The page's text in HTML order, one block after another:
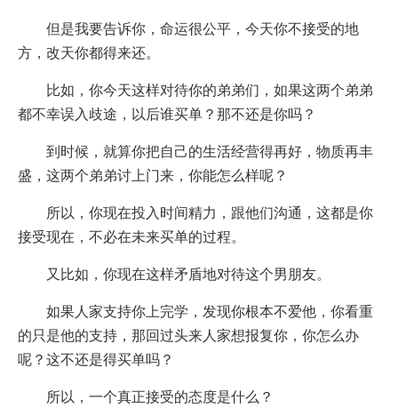
但是我要告诉你，命运很公平，今天你不接受的地
方，改天你都得来还。
比如，你今天这样对待你的弟弟们，如果这两个弟弟
都不幸误入歧途，以后谁买单？那不还是你吗？
到时候，就算你把自己的生活经营得再好，物质再丰
盛，这两个弟弟讨上门来，你能怎么样呢？
所以，你现在投入时间精力，跟他们沟通，这都是你
接受现在，不必在未来买单的过程。
又比如，你现在这样矛盾地对待这个男朋友。
如果人家支持你上完学，发现你根本不爱他，你看重
的只是他的支持，那回过头来人家想报复你，你怎么办
呢？这不还是得买单吗？
所以，一个真正接受的态度是什么？